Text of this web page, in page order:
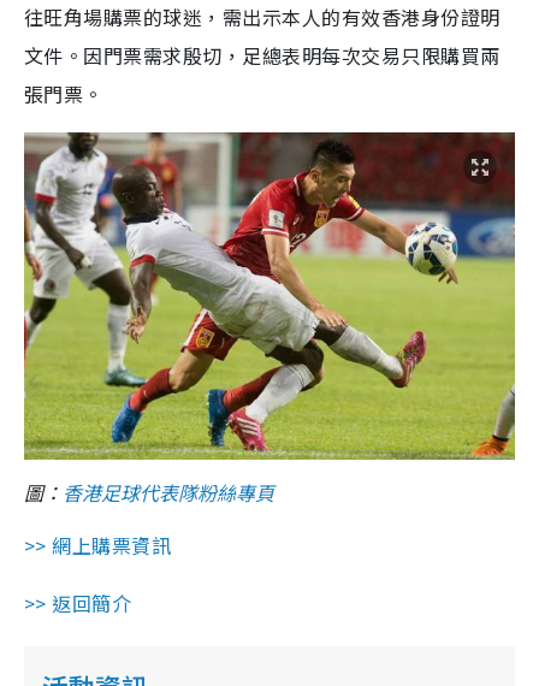
往旺角場購票的球迷，需出示本人的有效香港身份證明
文件。因門票需求殷切，足總表明每次交易只限購買兩
張門票。
圖： 香港足球代表隊粉絲專頁
>> 網上購票資訊
>> 返回簡介